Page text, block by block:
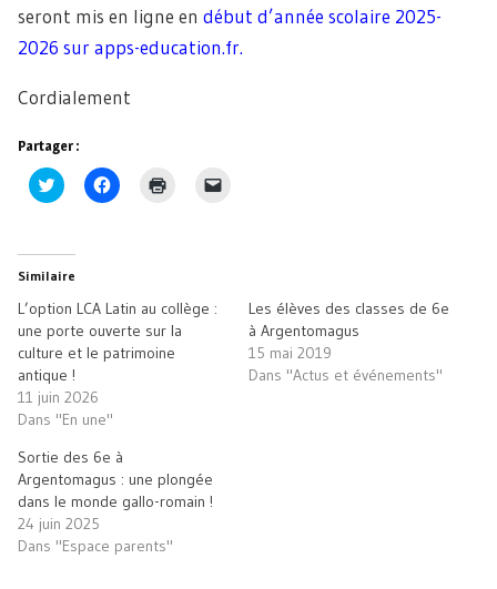
seront mis en ligne en début d’année scolaire 2025-
2026 sur apps-education.fr.
Cordialement
Partager :
Cliquez
pour
dans
une
nouvelle
Cliquez
pour
Cliquer
ami(ouvre
dans
nouvelle
fenêtre)
Similaire
L’option LCA Latin au collège :
une porte ouverte sur la
culture et le patrimoine
antique !
11 juin 2026
Dans "En une"
Les élèves des classes de 6e
à Argentomagus
15 mai 2019
Dans "Actus et événements"
Sortie des 6e à
Argentomagus : une plongée
dans le monde gallo-romain !
24 juin 2025
Dans "Espace parents"